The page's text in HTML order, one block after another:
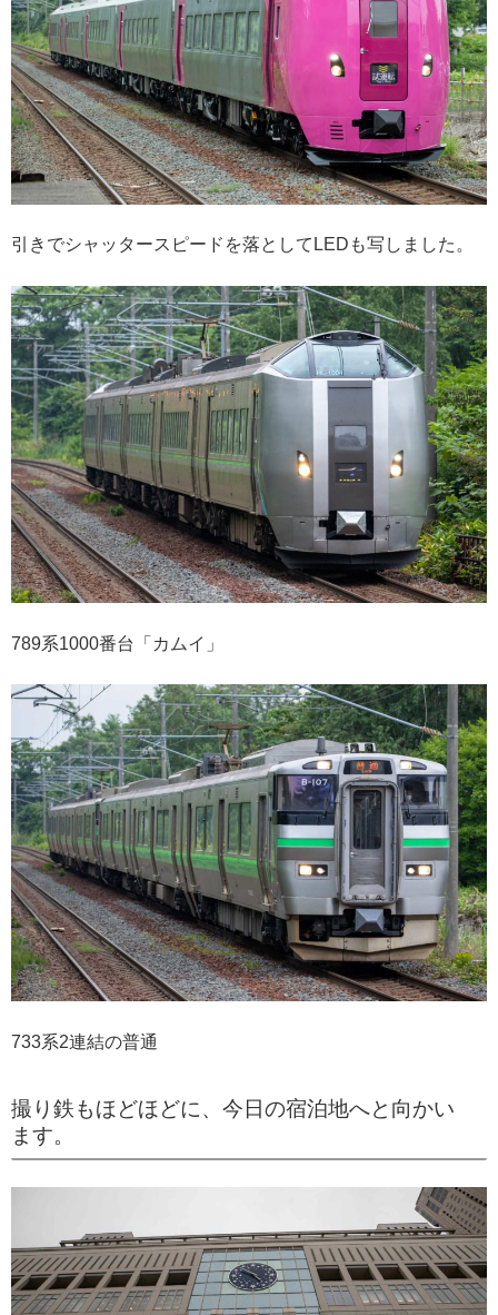
引きでシャッタースピードを落としてLEDも写しました。
789系1000番台「カムイ」
733系2連結の普通
撮り鉄もほどほどに、今日の宿泊地へと向かい
ます。